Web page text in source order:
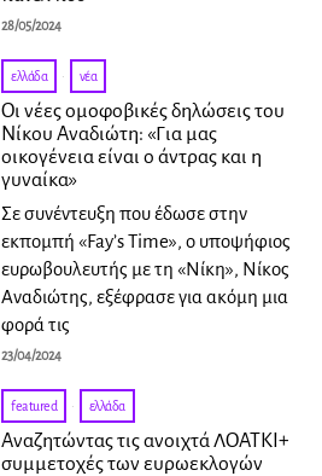
28/05/2024
ελλάδα · νέα
Οι νέες ομοφοβικές δηλώσεις του
Νίκου Αναδιώτη: «Για μας
οικογένεια είναι ο άντρας και η
γυναίκα»
Σε συνέντευξη που έδωσε στην
εκπομπή «Fay’s Time», ο υποψήφιος
ευρωβουλευτής με τη «Νίκη», Νίκος
Αναδιώτης, εξέφρασε για ακόμη μια
φορά τις
23/04/2024
featured · ελλάδα
Αναζητώντας τις ανοιχτά ΛΟΑΤΚΙ+
συμμετοχές των ευρωεκλογών